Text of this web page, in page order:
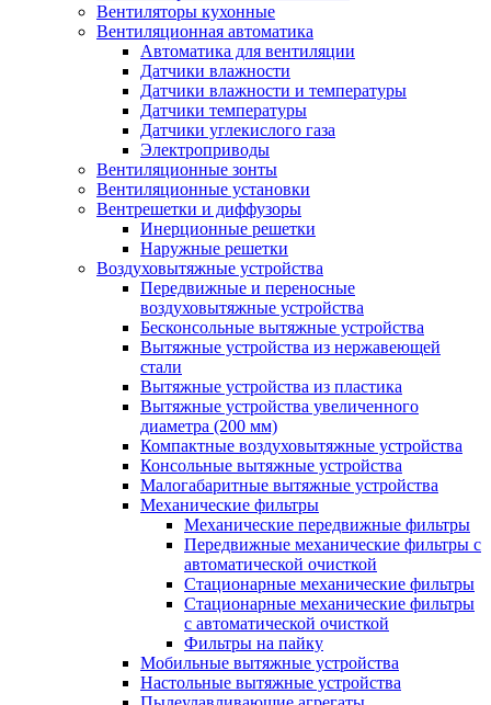
Вентиляторы кухонные
Вентиляционная автоматика
Автоматика для вентиляции
Датчики влажности
Датчики влажности и температуры
Датчики температуры
Датчики углекислого газа
Электроприводы
Вентиляционные зонты
Вентиляционные установки
Вентрешетки и диффузоры
Инерционные решетки
Наружные решетки
Воздуховытяжные устройства
Передвижные и переносные
воздуховытяжные устройства
Бесконсольные вытяжные устройства
Вытяжные устройства из нержавеющей
стали
Вытяжные устройства из пластика
Вытяжные устройства увеличенного
диаметра (200 мм)
Компактные воздуховытяжные устройства
Консольные вытяжные устройства
Малогабаритные вытяжные устройства
Механические фильтры
Механические передвижные фильтры
Передвижные механические фильтры с
автоматической очисткой
Стационарные механические фильтры
Стационарные механические фильтры
с автоматической очисткой
Фильтры на пайку
Мобильные вытяжные устройства
Настольные вытяжные устройства